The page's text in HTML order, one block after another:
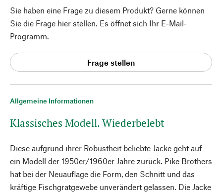
Allgemeine Informationen
Klassisches Modell. Wiederbelebt
Diese aufgrund ihrer Robustheit beliebte Jacke geht auf
ein Modell der 1950er/1960er Jahre zurück. Pike Brothers
hat bei der Neuauflage die Form, den Schnitt und das
kräftige Fischgratgewebe unverändert gelassen. Die Jacke
Sie haben eine Frage zu diesem Produkt? Gerne können
Sie die Frage hier stellen. Es öffnet sich Ihr E-Mail-
Programm.
Frage stellen